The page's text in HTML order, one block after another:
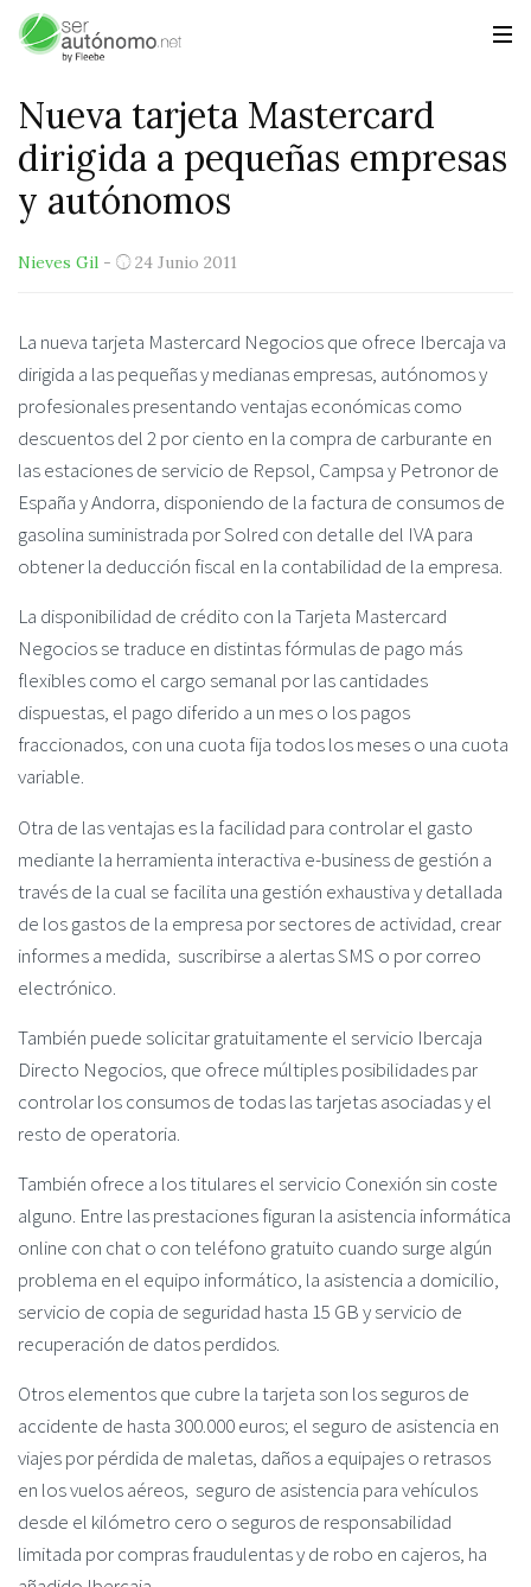
Nueva tarjeta Mastercard
dirigida a pequeñas empresas
y autónomos
Nieves Gil - 24 Junio 2011
La nueva tarjeta Mastercard Negocios que ofrece Ibercaja va
dirigida a las pequeñas y medianas empresas, autónomos y
profesionales presentando ventajas económicas como
descuentos del 2 por ciento en la compra de carburante en
las estaciones de servicio de Repsol, Campsa y Petronor de
España y Andorra, disponiendo de la factura de consumos de
gasolina suministrada por Solred con detalle del IVA para
obtener la deducción fiscal en la contabilidad de la empresa.
La disponibilidad de crédito con la Tarjeta Mastercard
Negocios se traduce en distintas fórmulas de pago más
flexibles como el cargo semanal por las cantidades
dispuestas, el pago diferido a un mes o los pagos
fraccionados, con una cuota fija todos los meses o una cuota
variable.
Otra de las ventajas es la facilidad para controlar el gasto
mediante la herramienta interactiva e-business de gestión a
través de la cual se facilita una gestión exhaustiva y detallada
de los gastos de la empresa por sectores de actividad, crear
informes a medida, suscribirse a alertas SMS o por correo
electrónico.
También puede solicitar gratuitamente el servicio Ibercaja
Directo Negocios, que ofrece múltiples posibilidades par
controlar los consumos de todas las tarjetas asociadas y el
resto de operatoria.
También ofrece a los titulares el servicio Conexión sin coste
alguno. Entre las prestaciones figuran la asistencia informática
online con chat o con teléfono gratuito cuando surge algún
problema en el equipo informático, la asistencia a domicilio,
servicio de copia de seguridad hasta 15 GB y servicio de
recuperación de datos perdidos.
Otros elementos que cubre la tarjeta son los seguros de
accidente de hasta 300.000 euros; el seguro de asistencia en
viajes por pérdida de maletas, daños a equipajes o retrasos
en los vuelos aéreos, seguro de asistencia para vehículos
desde el kilómetro cero o seguros de responsabilidad
limitada por compras fraudulentas y de robo en cajeros, ha